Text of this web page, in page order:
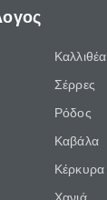
Καλλιθέα
Σέρρες
Ρόδος
Καβάλα
Κέρκυρα